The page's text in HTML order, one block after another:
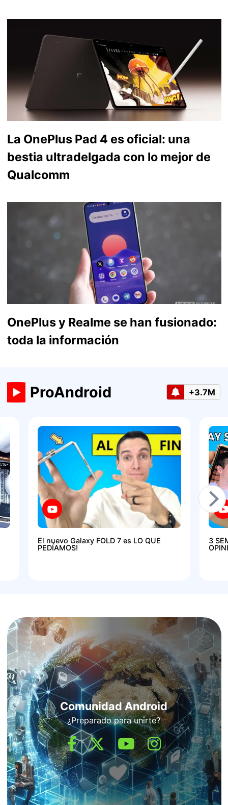
La OnePlus Pad 4 es oficial: una
bestia ultradelgada con lo mejor de
Qualcomm
OnePlus y Realme se han fusionado:
toda la información
ProAndroid +3.7M
El nuevo Galaxy FOLD 7 es LO QUE
PEDÍAMOS!
3
Comunidad Android
¿Preparado para unirte?